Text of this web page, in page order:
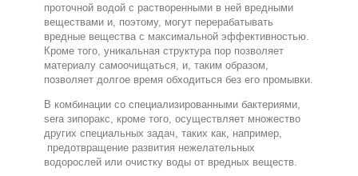
проточной водой с растворенными в ней вредными
веществами и, поэтому, могут перерабатывать
вредные вещества с максимальной эффективностью.
Кроме того, уникальная структура пор позволяет
материалу самоочищаться, и, таким образом,
позволяет долгое время обходиться без его промывки.
В комбинации со специализированными бактериями,
sera зипоракс, кроме того, осуществляет множество
других специальных задач, таких как, например,
предотвращение развития нежелательных
водорослей или очистку воды от вредных веществ.